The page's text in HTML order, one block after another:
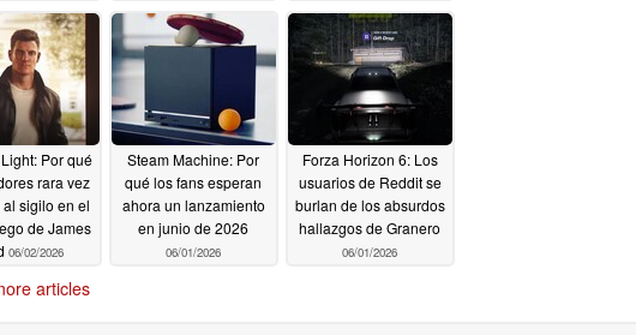
tiene un
descuento en
06/04/2026
Por qué
rara vez
sigilo en el
de James
06/02/2026
Steam Machine: Por
qué los fans esperan
ahora un lanzamiento
en junio de 2026
06/01/2026
Forza Horizon 6: Los
usuarios de Reddit se
burlan de los absurdos
hallazgos de Granero
06/01/2026
articles